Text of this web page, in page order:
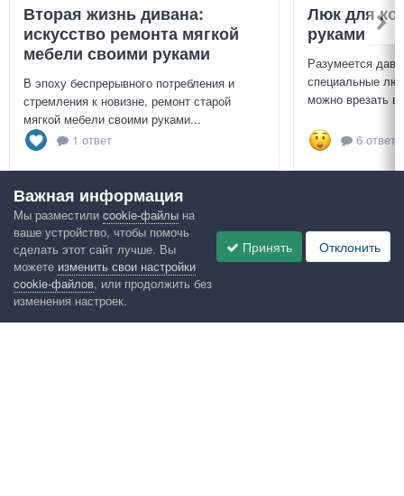
Вторая жизнь дивана:
искусство ремонта мягкой
мебели своими руками
В эпоху беспрерывного потребления и
стремления к новизне, ремонт старой
мягкой мебели своими руками...
1 ответ
Люк для
руками
Разумеется
специальные
можно врезать
6
Посмотреть всё
Google рекомендует
Важная информация
Мы разместили cookie-файлы на
ваше устройство, чтобы помочь
сделать этот сайт лучше. Вы
можете изменить свои настройки
cookie-файлов, или продолжить без
изменения настроек.
Принять Отклонить